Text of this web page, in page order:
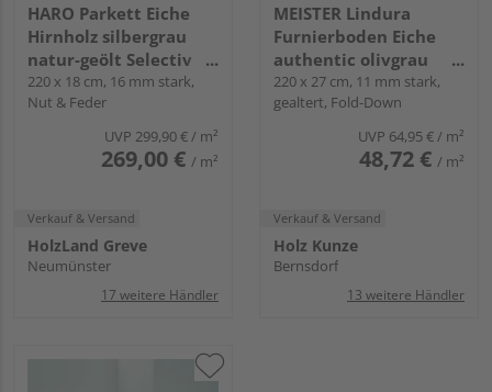
HARO Parkett Eiche
Hirnholz silbergrau
natur-geölt Selectiv
oleovera - Serie 4000
220 x 18 cm, 16 mm stark,
Nut & Feder
UVP 299,90 €/ m²
269,00 € / m²
Verkauf & Versand
HolzLand Greve
Neumünster
17 weitere Händler
MEISTER Lindura
Furnierboden Eiche
authentic olivgrau
Landhausdiele natur-
geölt - HD 400
220 x 27 cm, 11 mm stark,
gealtert, Fold-Down
UVP 64,95 €/ m²
48,72 € / m²
Verkauf & Versand
Holz Kunze
Bernsdorf
13 weitere Händler